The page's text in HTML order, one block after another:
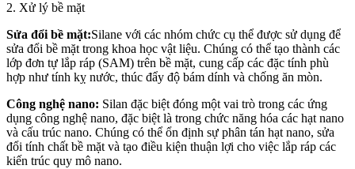
2. Xử lý bề mặt
Sửa đổi bề mặt:Silane với các nhóm chức cụ thể được sử dụng để
sửa đổi bề mặt trong khoa học vật liệu. Chúng có thể tạo thành các
lớp đơn tự lắp ráp (SAM) trên bề mặt, cung cấp các đặc tính phù
hợp như tính kỵ nước, thúc đẩy độ bám dính và chống ăn mòn.
Công nghệ nano: Silan đặc biệt đóng một vai trò trong các ứng
dụng công nghệ nano, đặc biệt là trong chức năng hóa các hạt nano
và cấu trúc nano. Chúng có thể ổn định sự phân tán hạt nano, sửa
đổi tính chất bề mặt và tạo điều kiện thuận lợi cho việc lắp ráp các
kiến trúc quy mô nano.